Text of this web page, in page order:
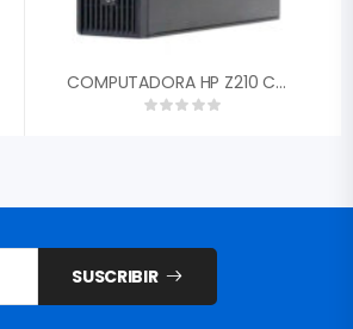
COMPUTADORA HP Z210 CORE I3-2100 GEN2 SFF 4GB RAM DISCO DURO 160GB
SUSCRIBIR